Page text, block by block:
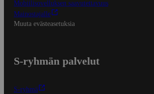
Mobiilisovelluksen saavutettavuus
Mainostajalle
Muuta evästeasetuksia
S-ryhmän palvelut
S-ryhmä